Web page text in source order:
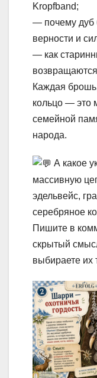
Kropfband;
— почему дуб
верности и
— как
Каждая
кольцо — это
семейной
народа.
А какое
массивную
эдельвейс,
серебряное
Пишите в
скрытый
выбираете их